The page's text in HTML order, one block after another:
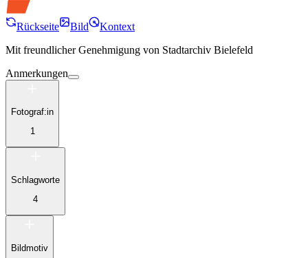
Rückseite Bild
Kontext
Mit freundlicher Genehmigung von Stadtarchiv Bielefeld
Anmerkungen
Fotograf:in
1
Schlagworte
4
Bildmotiv